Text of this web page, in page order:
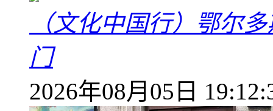
（文化中国行）鄂尔
门
2026年08月05日